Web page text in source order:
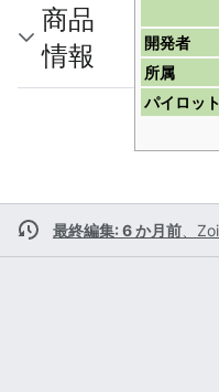
開発者
所属
パイロット
商品
情報
最終編集: 6 か月前